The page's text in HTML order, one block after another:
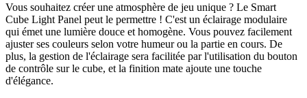
Vous souhaitez créer une atmosphère de jeu unique ? Le Smart
Cube Light Panel peut le permettre ! C'est un éclairage modulaire
qui émet une lumière douce et homogène. Vous pouvez facilement
ajuster ses couleurs selon votre humeur ou la partie en cours. De
plus, la gestion de l'éclairage sera facilitée par l'utilisation du bouton
de contrôle sur le cube, et la finition mate ajoute une touche
d'élégance.